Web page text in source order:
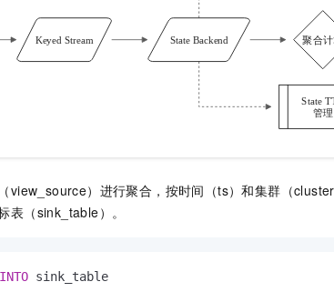
view_source）进行聚合，按时间（ts）和集群（
表（sink_table）。
INTO